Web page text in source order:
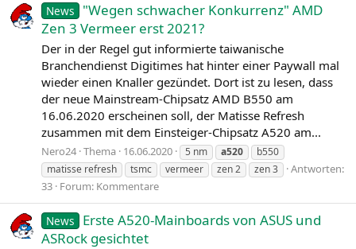
News
"Wegen schwacher Konkurrenz" AMD
Zen 3 Vermeer erst 2021?
Der in der Regel gut informierte taiwanische
Branchendienst Digitimes hat hinter einer Paywall mal
wieder einen Knaller gezündet. Dort ist zu lesen, dass
der neue Mainstream-Chipsatz AMD B550 am
16.06.2020 erscheinen soll, der Matisse Refresh
zusammen mit dem Einsteiger-Chipsatz A520 am...
Nero24 Thema 16.06.2020 5 nm a520
b550
matisse refresh
tsmc vermeer zen 2 zen 3
Antworten:
33 Forum: Kommentare
News
Erste A520-Mainboards von ASUS und
ASRock gesichtet